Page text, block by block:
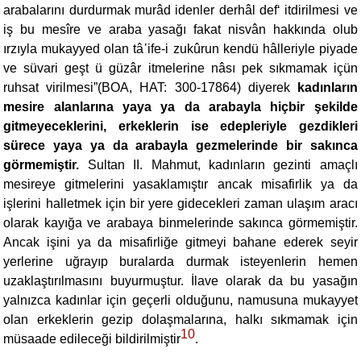
arabalarını durdurmak murâd idenler derhâl def‘ itdirilmesi ve
iş bu mesîre ve araba yasağı fakat nisvân hakkında olub
ırzıyla mukayyed olan tâ᾽ife-i zukûrun kendü hâlleriyle piyade
ve süvari geşt ü güzâr itmelerine nâsı pek sıkmamak içün
ruhsat virilmesi”(BOA, HAT: 300-17864) diyerek
kadınların
mesire alanlarına yaya ya da arabayla hiçbir şekilde
gitmeyeceklerini, erkeklerin ise edepleriyle gezdikleri
sürece yaya ya da arabayla gezmelerinde bir sakınca
görmemiştir. Sultan II. Mahmut, kadınların gezinti amaçlı
mesireye gitmelerini yasaklamıştır ancak misafirlik ya da
işlerini halletmek için bir yere gidecekleri zaman ulaşım aracı
olarak kayığa ve arabaya binmelerinde sakınca görmemiştir.
Ancak işini ya da misafirliğe gitmeyi bahane ederek seyir
yerlerine uğrayıp buralarda durmak isteyenlerin hemen
uzaklaştırılmasını buyurmuştur. İlave olarak da bu yasağın
yalnızca kadınlar için geçerli olduğunu, namusuna mukayyet
olan erkeklerin gezip dolaşmalarına, halkı sıkmamak için
müsaade edileceği bildirilmiştir10.